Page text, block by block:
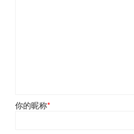
你的昵称*